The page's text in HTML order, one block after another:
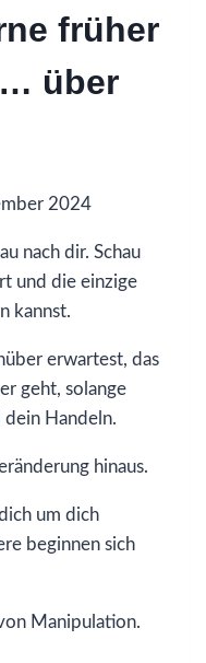
früher
über
2024
nach dir. Schau
und die einzige
kannst.
erwartest, das
geht, solange
Handeln.
hinaus.
um dich
beginnen sich
Manipulation.